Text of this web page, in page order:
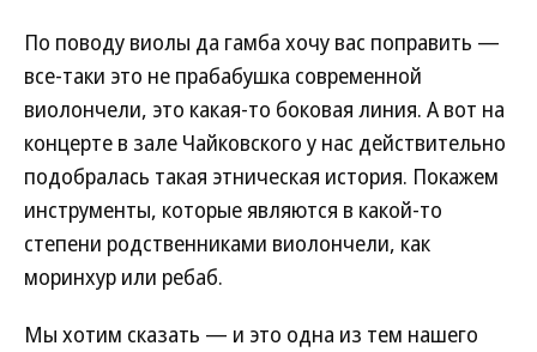
По поводу виолы да гамба хочу вас поправить —
все-таки это не прабабушка современной
виолончели, это какая-то боковая линия. А вот на
концерте в зале Чайковского у нас действительно
подобралась такая этническая история. Покажем
инструменты, которые являются в какой-то
степени родственниками виолончели, как
моринхур или ребаб.
Мы хотим сказать — и это одна из тем нашего